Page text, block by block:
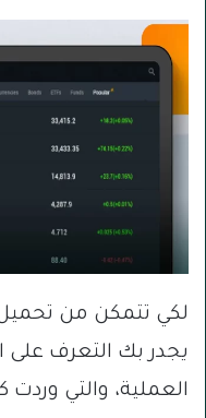
يجدر بك التعرف على
العملية، والتي وردت